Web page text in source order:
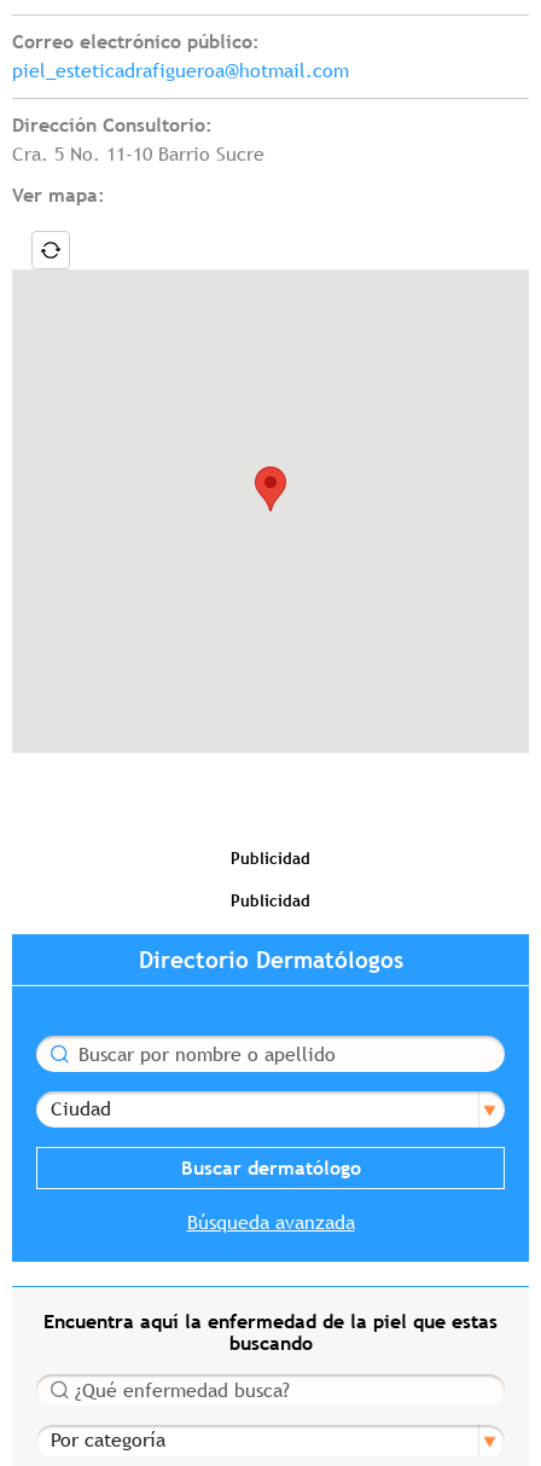
Correo electrónico público:
piel_esteticadrafigueroa@hotmail.com
Dirección Consultorio:
Cra. 5 No. 11-10 Barrio Sucre
Ver mapa:
Publicidad
Publicidad
Directorio Dermatólogos
Buscar
Ciudad
Búsqueda avanzada
Encuentra aquí la enfermedad de la piel que estas
buscando
Buscar
Por categoría